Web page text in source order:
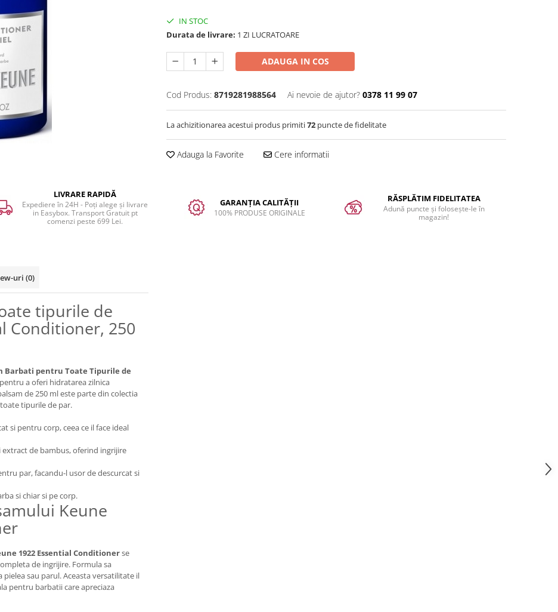
IN STOC
Durata de livrare: 1 ZI LUCRATOARE
ADAUGA IN COS
Cod Produs: 8719281988564 Ai nevoie de ajutor? 0378 11 99 07
La achizitionarea acestui produs primiti72 puncte de fidelitate
Adauga la Favorite Cere informatii
LIVRARE RAPIDĂ
Expediere în 24H - Poți alege și livrare
in Easybox. Transport Gratuit pt
comenzi peste 699 Lei.
GARANȚIA CALITĂȚII
100% PRODUSE ORIGINALE
RĂSPLĂTIM FIDELITATEA
Adună puncte și folosește-le în
magazin!
uri (0)
tipurile de
Conditioner, 250
Barbati pentru Toate Tipurile de
a oferi hidratarea zilnica
de 250 ml este parte din colectia
tipurile de par.
si pentru corp, ceea ce il face ideal
de bambus, oferind ingrijire
par, facandu-l usor de descurcat si
si chiar si pe corp.
Keune
1922 Essential Conditionerse
de ingrijire. Formula sa
sau parul. Aceasta versatilitate il
pentru barbatii care apreciaza